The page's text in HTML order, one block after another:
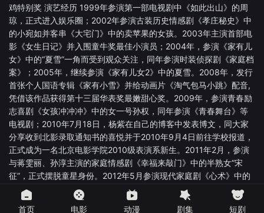
鸡特别奖 演艺经历 1999年参演第一部电视剧中《如此出山》的周
琼，正式进入娱乐圈；2002年参演古装历史情感剧《孝庄秘史》中
的小宛如并客串《大宅门》中的卖苹果的女孩。2003年主演首部电
影《女生日记》并入围童牛奖最佳小演员；2004年，参演《家有儿
女》中的“夏雪”一角而受到观众关注，同年参演时装侦探剧《家庭档
案》；2005年，继续参演《家有儿女2》中的夏雪。2008年，发行
首张个人国语专辑《家有小雪》并给动画片《淘气包马小跳》配音,
凭借该作品获得第十三届华表奖最嫩甜心奖。2009年，参演青春励
志喜剧《女孩冲冲冲》中的女一号孙权，同年参演《青春舞台》等
电视剧；2010年7月18日，杨紫在自己的博客中发表博文，同大家
分享收到北影录取通知书的喜悦并于2010年9月4日前往学校报道，
正式成为一名北京电影学院2010级表演系新生。2011年2月，参演
与蒋雯丽、孙淳主演的家庭情感剧《幸福来敲门》中的半熟女“宋
征”，正式摆脱童星身份。2012年5月参演现代家庭剧《心术》中的
张晓蕾。8月23日，主演的惊悚电影《守株人》上映，杨紫凭借该电
影获得金凤凰电影奖最佳新人奖；2013年8月，参演琼瑶剧《花非
首页 电影 动漫 剧集 短剧